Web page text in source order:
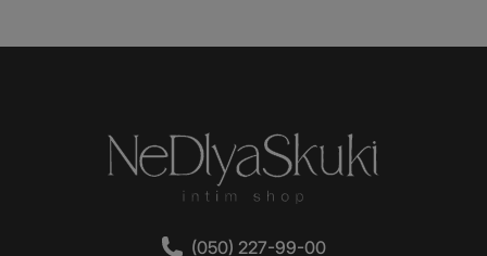
Стимулирующий гель для клитора Plaisirs Secrets –
подарит вам мягкое ощущение жара в заветной точке,
благодаря чему количество приятных ощущений и сила
которого входят активные компоненты и натуральная
(050) 227-99-00